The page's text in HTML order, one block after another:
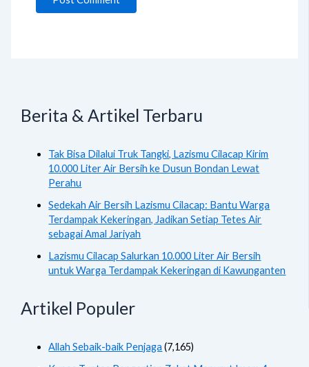
Berita & Artikel Terbaru
Tak Bisa Dilalui Truk Tangki, Lazismu Cilacap Kirim
10.000 Liter Air Bersih ke Dusun Bondan Lewat
Perahu
Sedekah Air Bersih Lazismu Cilacap: Bantu Warga
Terdampak Kekeringan, Jadikan Setiap Tetes Air
sebagai Amal Jariyah
Lazismu Cilacap Salurkan 10.000 Liter Air Bersih
untuk Warga Terdampak Kekeringan di Kawunganten
Artikel Populer
Allah Sebaik-baik Penjaga (7,165)